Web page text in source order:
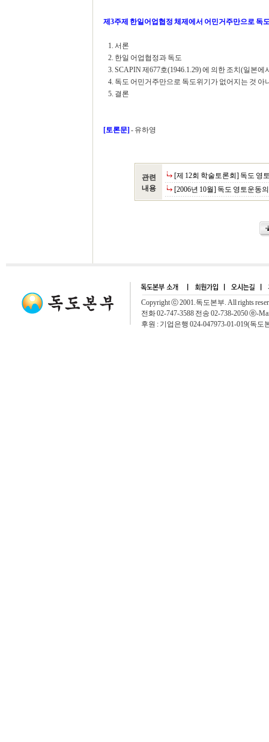
제3주제 한일어업협정 체제에서 어민거주만으로 독
1. 서론
2. 한일 어업협정과 독도
3. SCAPIN 제677호(1946.1.29) 에 의한 조치(일본
4. 독도 어민거주만으로 독도위기가 없어지는 것 아
5. 결론
[토론문] - 유하영
관련
내용
[제 12회 학술토론회] 독도 영
[2006년 10월] 독도 영토운동
Copyright ⓒ 2001.독도본부. All rights
전화 02-747-3588 전송 02-738-2050 ⓔ-
후원 : 기업은행 024-047973-01-019(독도